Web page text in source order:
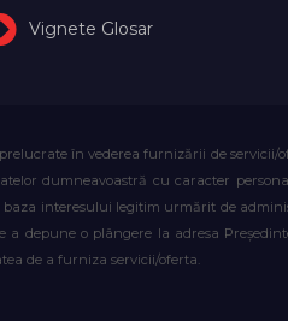
Vignete Glosar
în vederea furnizării de servicii/
dumneavoastră cu caracter
baza interesului legitim urmărit de
a depune o plângere la adresa
de a furniza servicii/oferta.